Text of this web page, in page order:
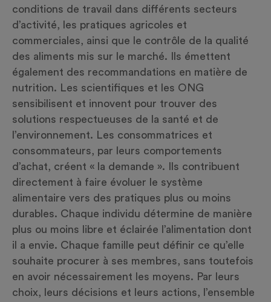
conditions de travail dans différents secteurs
d’activité, les pratiques agricoles et
commerciales, ainsi que le contrôle de la qualité
des aliments mis sur le marché. Ils émettent
également des recommandations en matière de
nutrition. Les scientifiques et les ONG
sensibilisent et innovent pour trouver des
solutions respectueuses de la santé et de
l’environnement. Les consommatrices et
consommateurs, par leurs comportements
d’achat, créent « la demande ». Ils contribuent
directement à faire évoluer le système
alimentaire vers des pratiques plus ou moins
durables. Chaque individu détermine de manière
plus ou moins libre et éclairée l’alimentation dont
il a envie. Chaque famille peut définir ce qu’elle
souhaite procurer à ses membres, sans toutefois
en avoir nécessairement les moyens. Par leurs
choix, leurs décisions et leurs actions, l’ensemble